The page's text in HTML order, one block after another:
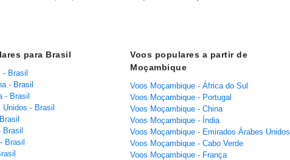
para Brasil
Brasil
- Brasil
- Brasil
- Brasil
Brasil
Voos populares a partir de
Moçambique
Voos Moçambique - África do Sul
Voos Moçambique - Portugal
Voos Moçambique - China
Voos Moçambique - Índia
Voos Moçambique - Emirados Árabes Unidos
Voos Moçambique - Cabo Verde
Voos Moçambique - França